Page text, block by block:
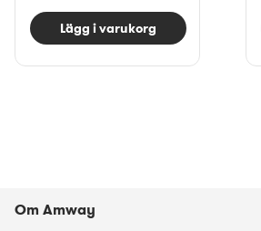
Lägg i varukorg
Om Amway